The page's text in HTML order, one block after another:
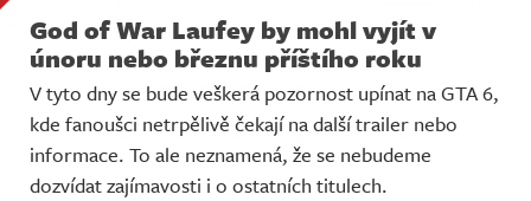
God of War Laufey by mohl vyjít v
únoru nebo březnu příštího roku
V tyto dny se bude veškerá pozornost upínat na GTA 6,
kde fanoušci netrpělivě čekají na další trailer nebo
informace. To ale neznamená, že se nebudeme
dozvídat zajímavosti i o ostatních titulech.